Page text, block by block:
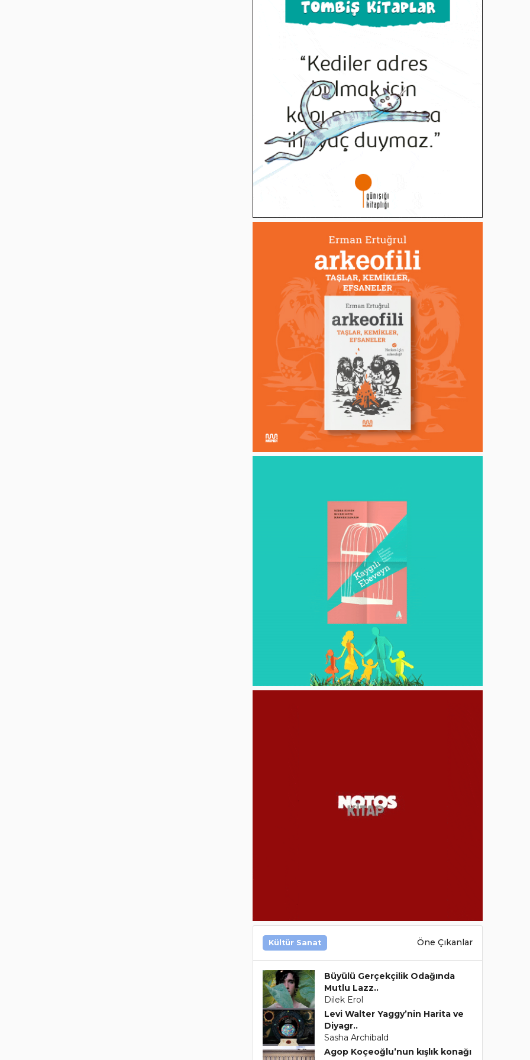
Kültür Sanat Öne Çıkanlar
Büyülü Gerçekçilik Odağında
Mutlu Lazz..
Dilek Erol
Levi Walter Yaggy’nin Harita ve
Diyagr..
Sasha Archibald
Agop Koçeoğlu’nun kışlık konağı